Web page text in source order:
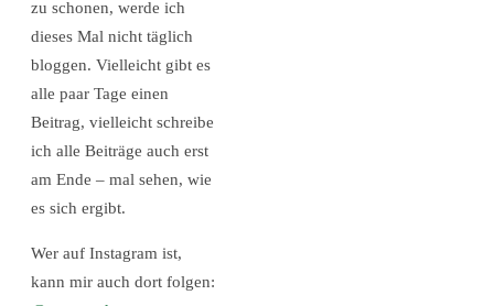
zu schonen, werde ich
dieses Mal nicht täglich
bloggen. Vielleicht gibt es
alle paar Tage einen
Beitrag, vielleicht schreibe
ich alle Beiträge auch erst
am Ende – mal sehen, wie
es sich ergibt.
Wer auf Instagram ist,
kann mir auch dort folgen: